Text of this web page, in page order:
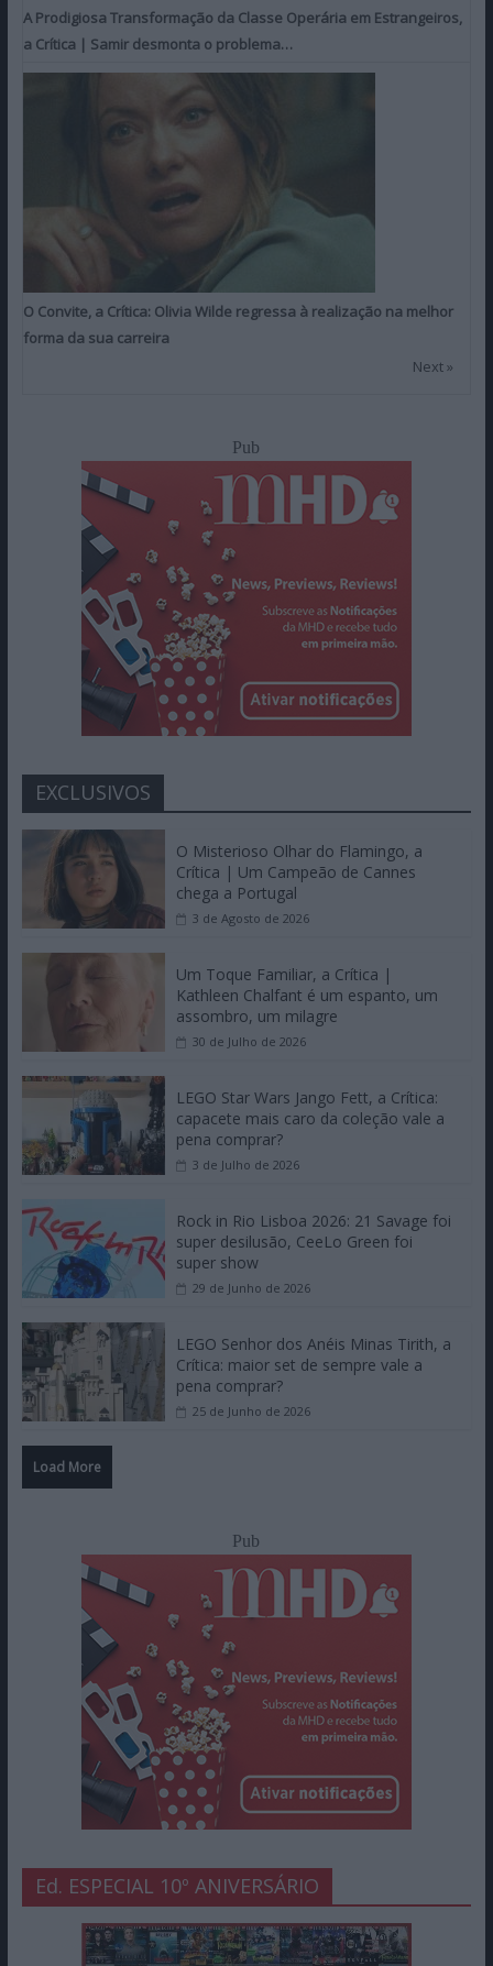
A Prodigiosa Transformação da Classe Operária em Estrangeiros,
a Crítica | Samir desmonta o problema…
O Convite, a Crítica: Olivia Wilde regressa à realização na melhor
forma da sua carreira
Next »
Pub
EXCLUSIVOS
O Misterioso Olhar do Flamingo, a
Crítica | Um Campeão de Cannes
chega a Portugal
3 de Agosto de 2026
Um Toque Familiar, a Crítica |
Kathleen Chalfant é um espanto, um
assombro, um milagre
30 de Julho de 2026
LEGO Star Wars Jango Fett, a Crítica:
capacete mais caro da coleção vale a
pena comprar?
3 de Julho de 2026
Rock in Rio Lisboa 2026: 21 Savage foi
super desilusão, CeeLo Green foi
super show
29 de Junho de 2026
LEGO Senhor dos Anéis Minas Tirith, a
Crítica: maior set de sempre vale a
pena comprar?
25 de Junho de 2026
Load More
Pub
Ed. ESPECIAL 10º ANIVERSÁRIO